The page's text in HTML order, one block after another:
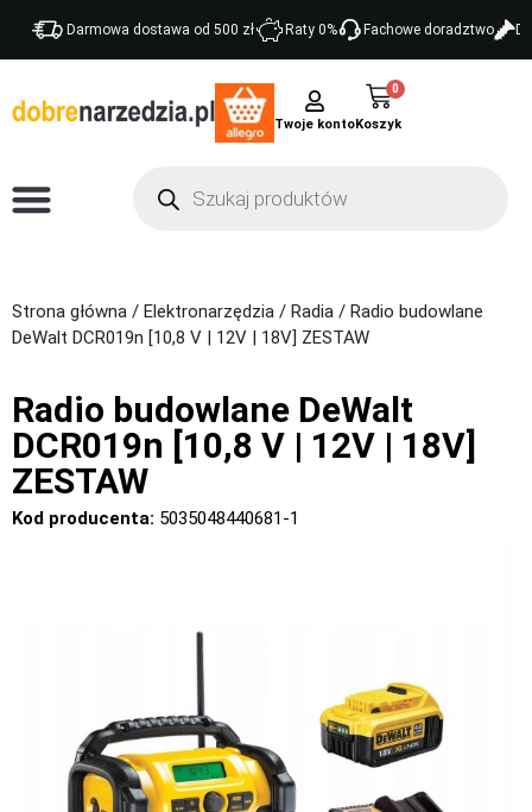
Darmowa dostawa od 500 zł Raty 0% Fachowe doradztwo
Twoje konto
0
Strona główna / Elektronarzędzia / Radia / Radio budowlane
DeWalt DCR019n [10,8 V | 12V | 18V] ZESTAW
Radio budowlane DeWalt
DCR019n [10,8 V | 12V | 18V]
ZESTAW
Kod producenta: 5035048440681-1